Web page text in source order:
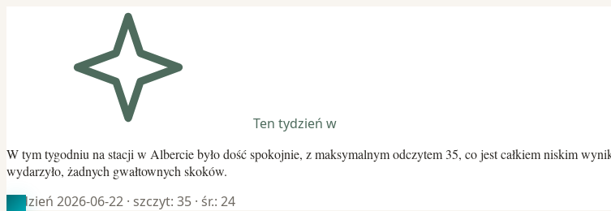
Ten tydzień w
W tym tygodniu na stacji w Albercie było dość spokojnie, z maksymalnym odczytem 35, co jest całkiem niskim
wydarzyło, żadnych gwałtownych skoków.
Tydzień 2026-06-22 · szczyt: 35 · śr.: 24